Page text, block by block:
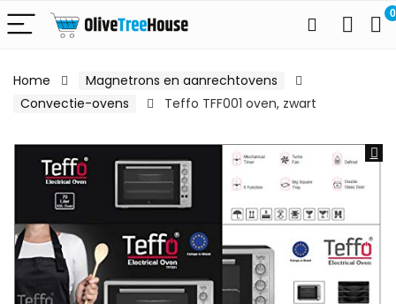
0
Home
Magnetrons en aanrechtovens
Convectie-ovens
Teffo TFF001 oven, zwart